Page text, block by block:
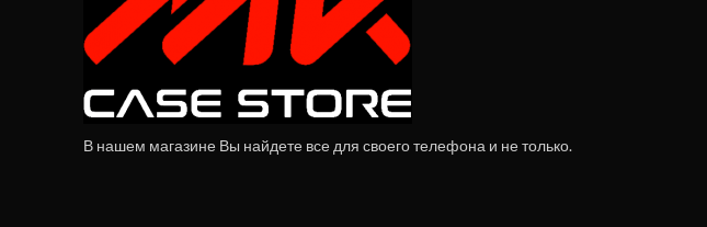
В нашем магазине Вы найдете все для своего телефона и не только.